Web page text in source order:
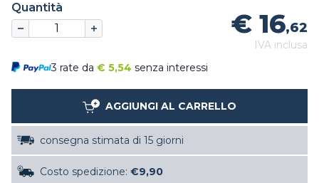
Quantità
€ 16,62
IVA inclusa
3 rate da € 5,54 senza interessi
AGGIUNGI AL CARRELLO
consegna stimata di 15 giorni
Costo spedizione: €9,90